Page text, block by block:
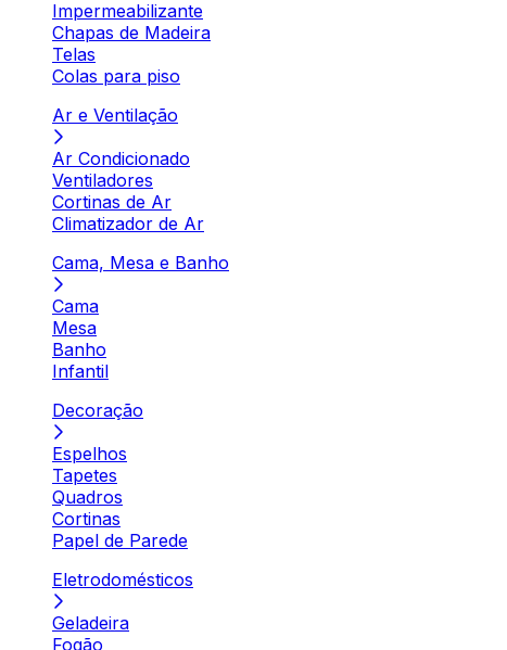
Impermeabilizante
Chapas de Madeira
Telas
Colas para piso
Ar e Ventilação
Ar Condicionado
Ventiladores
Cortinas de Ar
Climatizador de Ar
Cama, Mesa e Banho
Cama
Mesa
Banho
Infantil
Decoração
Espelhos
Tapetes
Quadros
Cortinas
Papel de Parede
Eletrodomésticos
Geladeira
Fogão